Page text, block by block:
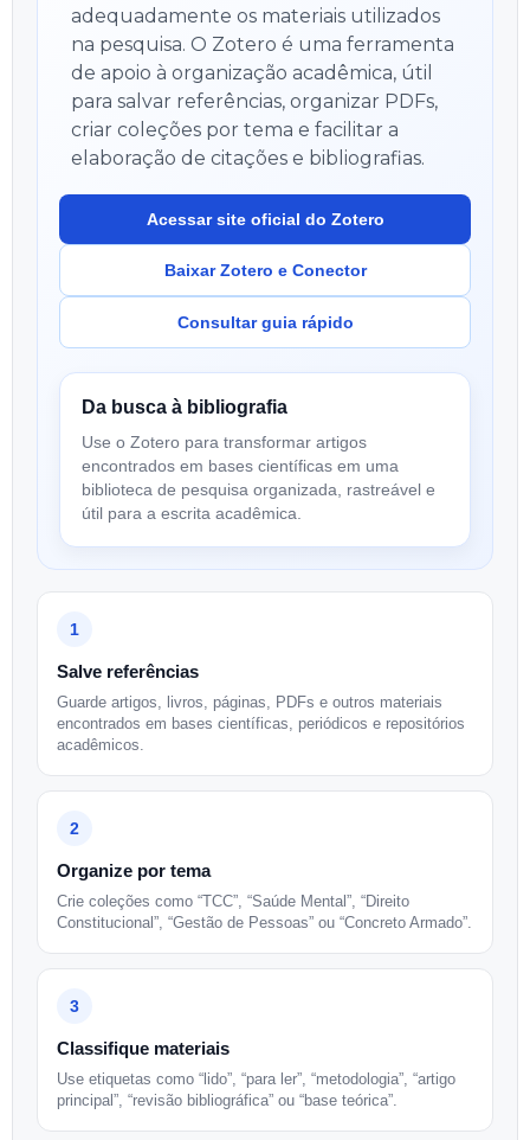
adequadamente os materiais utilizados
na pesquisa. O Zotero é uma ferramenta
de apoio à organização acadêmica, útil
para salvar referências, organizar PDFs,
criar coleções por tema e facilitar a
elaboração de citações e bibliografias.
Acessar site oficial do Zotero
Baixar Zotero e Conector
Consultar guia rápido
Da busca à bibliografia
Use o Zotero para transformar artigos
encontrados em bases científicas em uma
biblioteca de pesquisa organizada, rastreável e
útil para a escrita acadêmica.
1
Salve referências
Guarde artigos, livros, páginas, PDFs e outros materiais
encontrados em bases científicas, periódicos e repositórios
acadêmicos.
2
Organize por tema
Crie coleções como “TCC”, “Saúde Mental”, “Direito
Constitucional”, “Gestão de Pessoas” ou “Concreto Armado”.
3
Classifique materiais
Use etiquetas como “lido”, “para ler”, “metodologia”, “artigo
principal”, “revisão bibliográfica” ou “base teórica”.